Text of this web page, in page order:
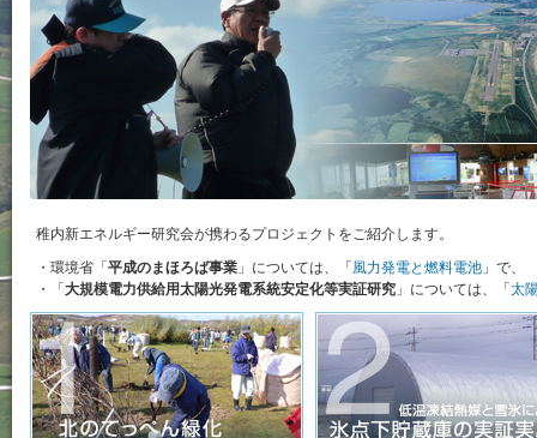
稚内新エネルギー研究会が携わるプロジェクトをご紹介します。
・環境省「 平成のまほろば事業 」については、「 風力発電と燃料電池 」で、
・「 大規模電力供給用太陽光発電系統安定化等実証研究 」については、「 太